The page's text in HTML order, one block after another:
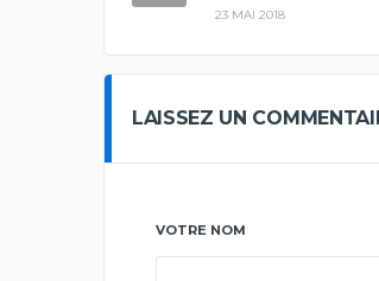
23 MAI 2018
LAISSEZ UN
VOTRE NOM